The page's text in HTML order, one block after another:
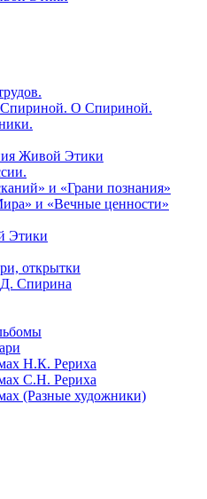
О Спириной.
Живой Этики
и «Грани познания»
и «Вечные ценности»
Этики
открытки
Спирина
Н.К. Рериха
С.Н. Рериха
(Разные художники)